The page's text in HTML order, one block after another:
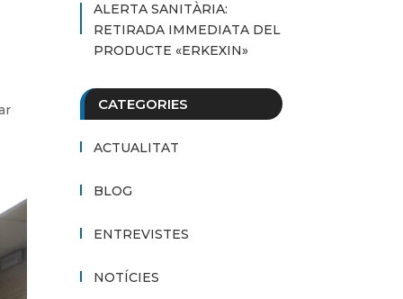
ALERTA SANITÀRIA:
RETIRADA IMMEDIATA DEL
PRODUCTE «ERKEXIN»
CATEGORIES
ACTUALITAT
BLOG
ENTREVISTES
NOTÍCIES